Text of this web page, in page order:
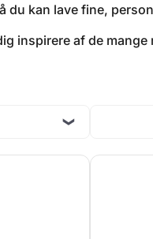
du kan lave fine,
inspirere af de mange